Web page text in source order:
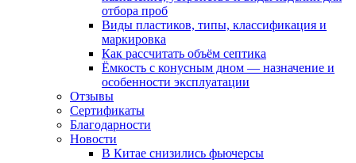
отбора проб
Виды пластиков, типы, классификация и
маркировка
Как рассчитать объём септика
Ёмкость с конусным дном — назначение и
особенности эксплуатации
Отзывы
Сертификаты
Благодарности
Новости
В Китае снизились фьючерсы